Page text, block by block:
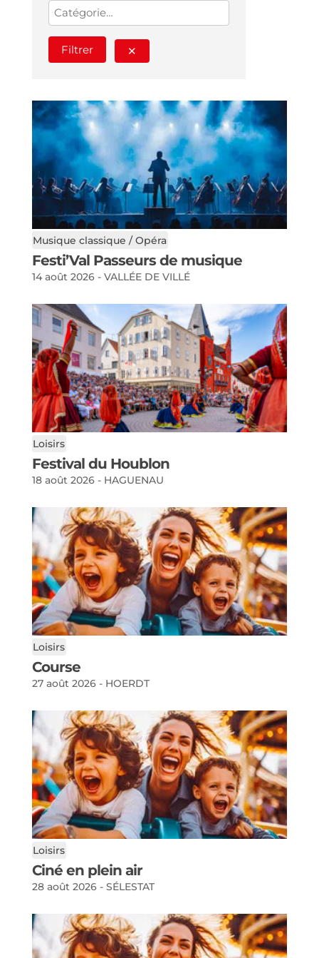
Filtrer ✕
Musique classique / Opéra
Festi’Val Passeurs de musique
14 août 2026 - VALLÉE DE VILLÉ
Loisirs
Festival du Houblon
18 août 2026 - HAGUENAU
Loisirs
Course
27 août 2026 - HOERDT
Loisirs
Ciné en plein air
28 août 2026 - SÉLESTAT